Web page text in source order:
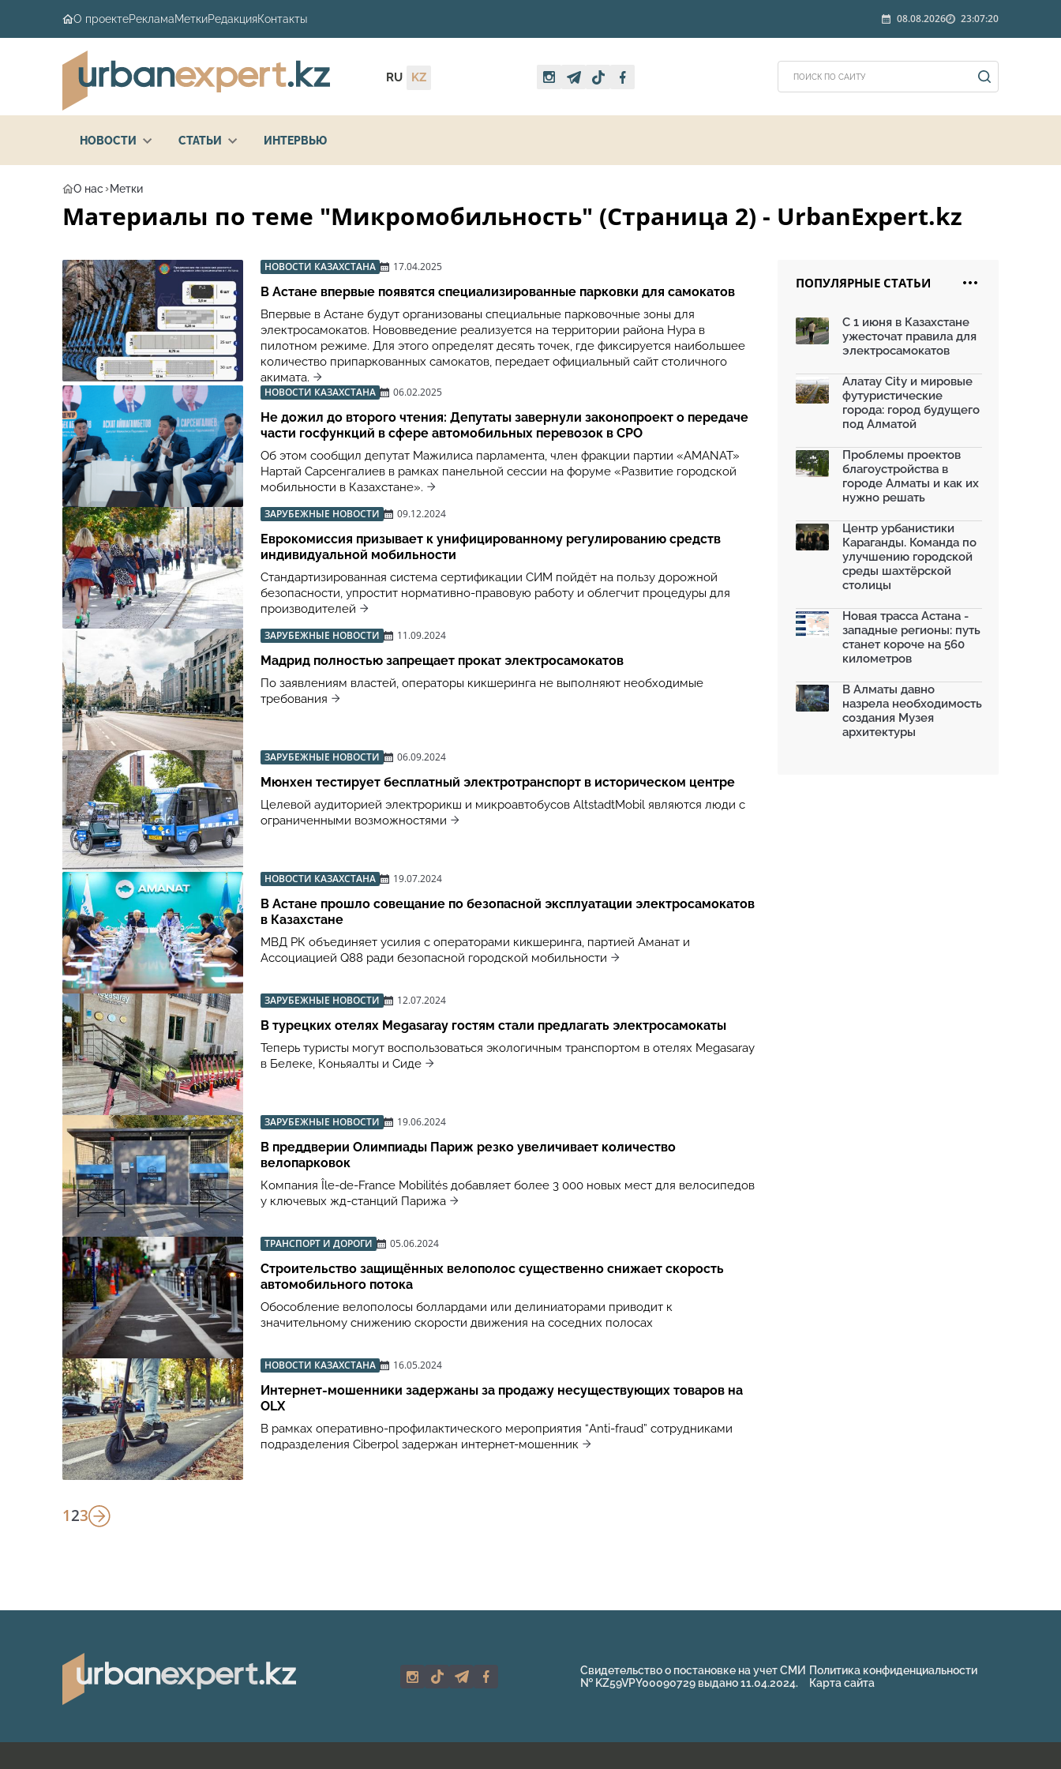
О проектеРекламаМеткиРедакцияКонтакты 08.08.2026 23:07:20
RU KZ
НОВОСТИ СТАТЬИ ИНТЕРВЬЮ
О нас Метки
Материалы по теме "Микромобильность" (Страница 2) - UrbanExpert.kz
НОВОСТИ КАЗАХСТАНА 17.04.2025
В Астане впервые появятся специализированные парковки для самокатов
Впервые в Астане будут организованы специальные парковочные зоны для
электросамокатов. Нововведение реализуется на территории района Нура в
пилотном режиме. Для этого определят десять точек, где фиксируется наибольшее
количество припаркованных самокатов, передает официальный сайт столичного
акимата.
НОВОСТИ КАЗАХСТАНА 06.02.2025
Не дожил до второго чтения: Депутаты завернули законопроект о передаче
части госфункций в сфере автомобильных перевозок в СРО
Об этом сообщил депутат Мажилиса парламента, член фракции партии «AMANAT»
Нартай Сарсенгалиев в рамках панельной сессии на форуме «Развитие городской
мобильности в Казахстане».
ЗАРУБЕЖНЫЕ НОВОСТИ 09.12.2024
Еврокомиссия призывает к унифицированному регулированию средств
индивидуальной мобильности
Стандартизированная система сертификации СИМ пойдёт на пользу дорожной
безопасности, упростит нормативно-правовую работу и облегчит процедуры для
производителей
ЗАРУБЕЖНЫЕ НОВОСТИ 11.09.2024
Мадрид полностью запрещает прокат электросамокатов
По заявлениям властей, операторы кикшеринга не выполняют необходимые
требования
ЗАРУБЕЖНЫЕ НОВОСТИ 06.09.2024
Мюнхен тестирует бесплатный электротранспорт в историческом центре
Целевой аудиторией электрорикш и микроавтобусов AltstadtMobil являются люди с
ограниченными возможностями
НОВОСТИ КАЗАХСТАНА 19.07.2024
В Астане прошло совещание по безопасной эксплуатации электросамокатов
в Казахстане
МВД РК объединяет усилия с операторами кикшеринга, партией Аманат и
Ассоциацией Q88 ради безопасной городской мобильности
ЗАРУБЕЖНЫЕ НОВОСТИ 12.07.2024
В турецких отелях Megasaray гостям стали предлагать электросамокаты
Теперь туристы могут воспользоваться экологичным транспортом в отелях Megasaray
в Белеке, Коньяалты и Сиде
ЗАРУБЕЖНЫЕ НОВОСТИ 19.06.2024
В преддверии Олимпиады Париж резко увеличивает количество
велопарковок
Компания Île-de-France Mobilités добавляет более 3 000 новых мест для велосипедов
у ключевых жд-станций Парижа
ТРАНСПОРТ И ДОРОГИ 05.06.2024
Строительство защищённых велополос существенно снижает скорость
автомобильного потока
Обособление велополосы боллардами или делиниаторами приводит к
значительному снижению скорости движения на соседних полосах
НОВОСТИ КАЗАХСТАНА 16.05.2024
Интернет-мошенники задержаны за продажу несуществующих товаров на
OLX
В рамках оперативно-профилактического мероприятия “Anti-fraud” сотрудниками
подразделения Ciberpol задержан интернет-мошенник
123
ПОПУЛЯРНЫЕ СТАТЬИ
С 1 июня в Казахстане
ужесточат правила для
электросамокатов
Алатау City и мировые
футуристические
города: город будущего
под Алматой
Проблемы проектов
благоустройства в
городе Алматы и как их
нужно решать
Центр урбанистики
Караганды. Команда по
улучшению городской
среды шахтёрской
столицы
Новая трасса Астана -
западные регионы: путь
станет короче на 560
километров
В Алматы давно
назрела необходимость
создания Музея
архитектуры
Свидетельство о постановке на учет СМИ
№ KZ59VPY00090729 выдано 11.04.2024.
Политика конфиденциальности
Карта сайта